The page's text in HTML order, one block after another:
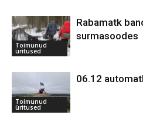
Toimunud
üritused
Rabamatk
surmasoodes
Toimunud
üritused
06.12